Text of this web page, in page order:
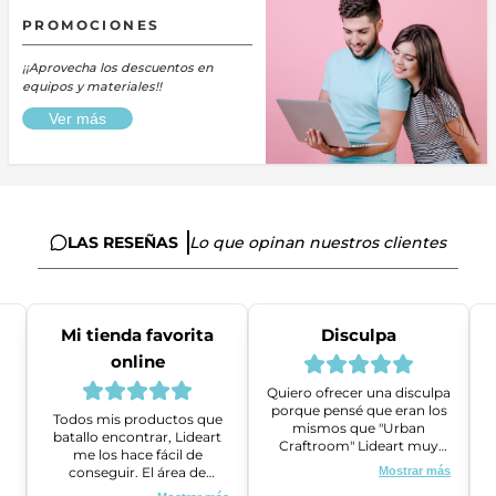
PROMOCIONES
¡¡Aprovecha los descuentos en
equipos y materiales!!
Ver más
LAS RESEÑAS Lo que opinan nuestros clientes
Mi tienda favorita
online
Todos mis productos que
batallo encontrar, Lideart
me los hace fácil de
conseguir. El área de
ventas es super amable y
Disculpa
Quiero ofrecer una disculpa
porque pensé que eran los
mismos que "Urban
Craftroom" Lideart muy
amables me ayudaron a
gestionar un problema que
Mostrar más